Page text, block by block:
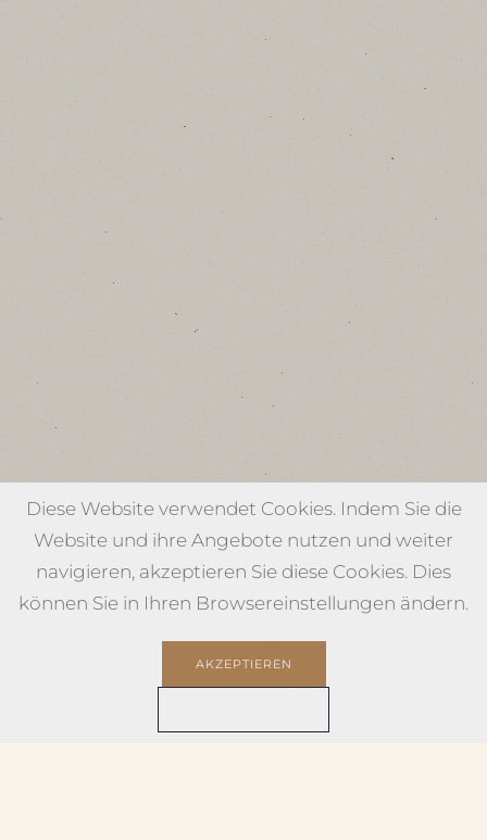
Diese Website verwendet Cookies. Indem Sie die
Website und ihre Angebote nutzen und weiter
navigieren, akzeptieren Sie diese Cookies. Dies
können Sie in Ihren Browsereinstellungen ändern.
AKZEPTIEREN